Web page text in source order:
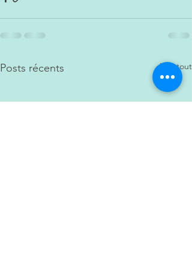
Posts récents Voir tout